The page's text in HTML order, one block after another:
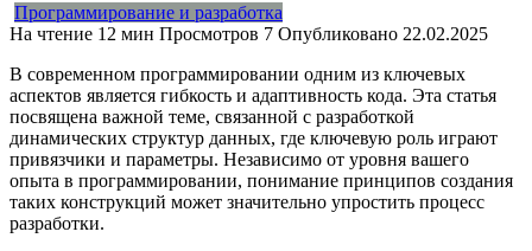
Программирование и разработка
На чтение 12 мин Просмотров 7 Опубликовано 22.02.2025
В современном программировании одним из ключевых
аспектов является гибкость и адаптивность кода. Эта статья
посвящена важной теме, связанной с разработкой
динамических структур данных, где ключевую роль играют
привязчики и параметры. Независимо от уровня вашего
опыта в программировании, понимание принципов создания
таких конструкций может значительно упростить процесс
разработки.